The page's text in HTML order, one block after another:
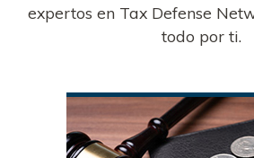
expertos en Tax Defense
todo por ti.